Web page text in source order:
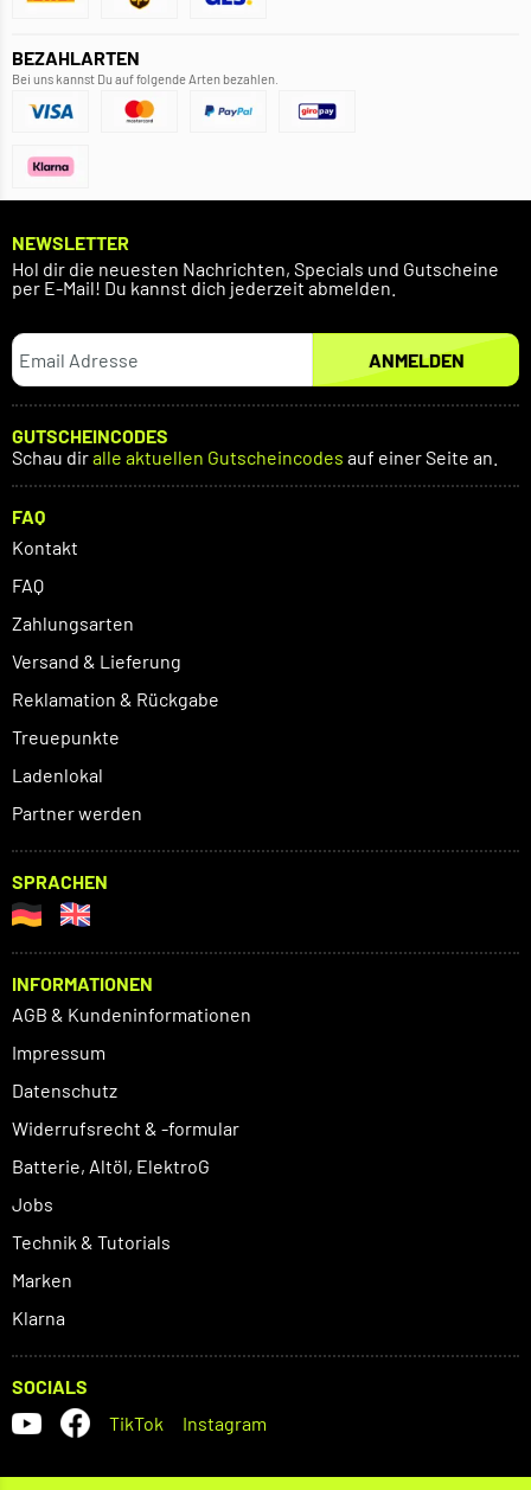
BEZAHLARTEN
Bei uns kannst Du auf folgende Arten bezahlen.
NEWSLETTER
Hol dir die neuesten Nachrichten, Specials und Gutscheine
per E-Mail! Du kannst dich jederzeit abmelden.
ANMELDEN
GUTSCHEINCODES
Schau diralle aktuellen Gutscheincodes auf einer Seite an.
FAQ
Kontakt
FAQ
Zahlungsarten
Versand & Lieferung
Reklamation & Rückgabe
Treuepunkte
Ladenlokal
Partner werden
SPRACHEN
INFORMATIONEN
AGB & Kundeninformationen
Impressum
Datenschutz
Widerrufsrecht & -formular
Batterie, Altöl, ElektroG
Jobs
Technik & Tutorials
Marken
Klarna
SOCIALS
TikTok
Instagram